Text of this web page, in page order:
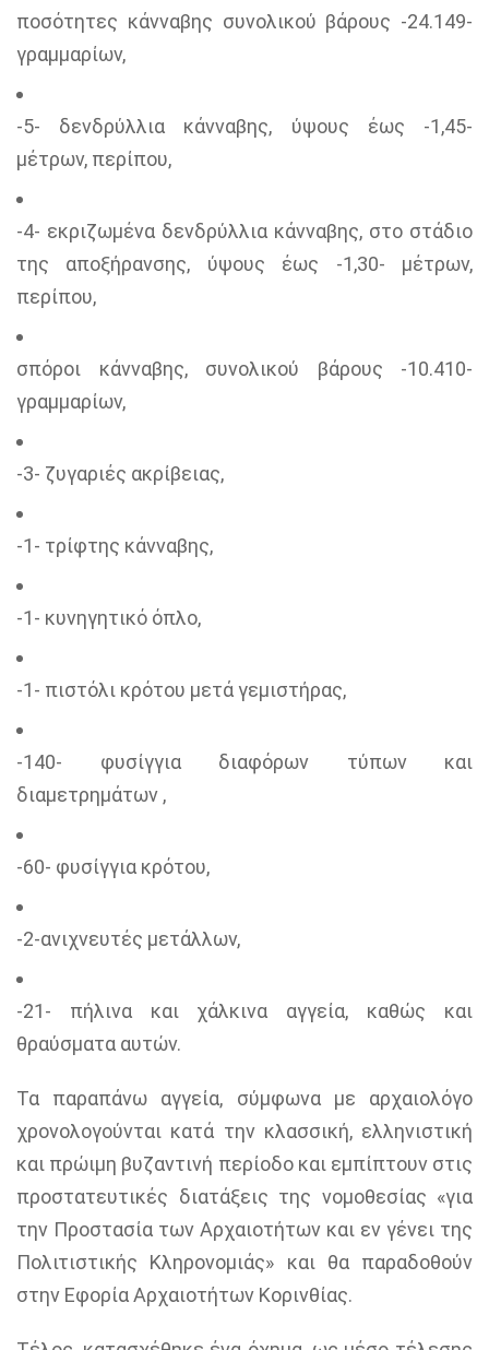
ποσότητες κάνναβης συνολικού βάρους -24.149-
γραμμαρίων,
-5- δενδρύλλια κάνναβης, ύψους έως -1,45-
μέτρων, περίπου,
-4- εκριζωμένα δενδρύλλια κάνναβης, στο στάδιο
της αποξήρανσης, ύψους έως -1,30- μέτρων,
περίπου,
σπόροι κάνναβης, συνολικού βάρους -10.410-
γραμμαρίων,
-3- ζυγαριές ακρίβειας,
-1- τρίφτης κάνναβης,
-1- κυνηγητικό όπλο,
-1- πιστόλι κρότου μετά γεμιστήρας,
-140- φυσίγγια διαφόρων τύπων και
διαμετρημάτων ,
-60- φυσίγγια κρότου,
-2-ανιχνευτές μετάλλων,
-21- πήλινα και χάλκινα αγγεία, καθώς και
θραύσματα αυτών.
Τα παραπάνω αγγεία, σύμφωνα με αρχαιολόγο
χρονολογούνται κατά την κλασσική, ελληνιστική
και πρώιμη βυζαντινή περίοδο και εμπίπτουν στις
προστατευτικές διατάξεις της νομοθεσίας «για
την Προστασία των Αρχαιοτήτων και εν γένει της
Πολιτιστικής Κληρονομιάς» και θα παραδοθούν
στην Εφορία Αρχαιοτήτων Κορινθίας.